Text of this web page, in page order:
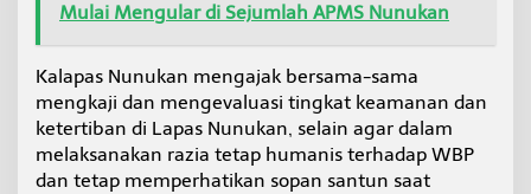
Mulai Mengular di Sejumlah APMS Nunukan
Kalapas Nunukan mengajak bersama-sama
mengkaji dan mengevaluasi tingkat keamanan dan
ketertiban di Lapas Nunukan, selain agar dalam
melaksanakan razia tetap humanis terhadap WBP
dan tetap memperhatikan sopan santun saat